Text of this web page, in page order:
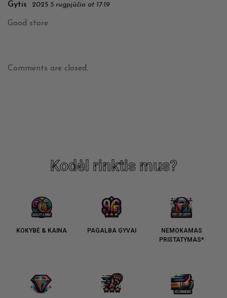
Gytis 2025 5 rugpjūčio at 17:19
Good store
Comments are closed.
Kodėl rinktis mus?
KOKYBĖ & KAINA PAGALBA GYVAI
NEMOKAMAS
PRISTATYMAS*